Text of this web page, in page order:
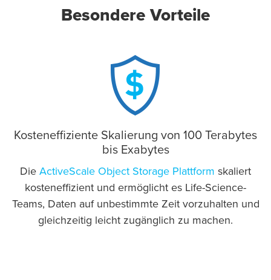
Besondere Vorteile
Kosteneffiziente Skalierung von 100 Terabytes
bis Exabytes
Die ActiveScale Object Storage Plattform skaliert
kosteneffizient und ermöglicht es Life-Science-
Teams, Daten auf unbestimmte Zeit vorzuhalten und
gleichzeitig leicht zugänglich zu machen.